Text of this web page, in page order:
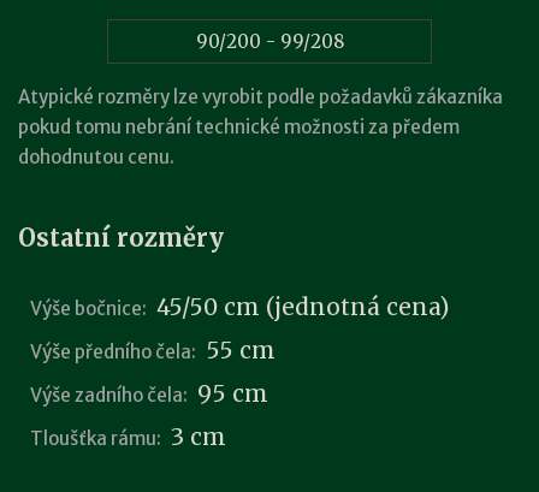
90/200 - 99/208
Atypické rozměry lze vyrobit podle požadavků zákazníka
pokud tomu nebrání technické možnosti za předem
dohodnutou cenu.
Ostatní rozměry
Výše bočnice: 45/50 cm (jednotná cena)
Výše předního čela: 55 cm
Výše zadního čela: 95 cm
Tloušťka rámu: 3 cm